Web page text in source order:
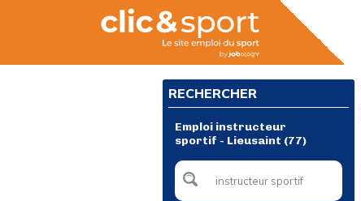
RECHERCHER
Emploi instructeur
sportif - Lieusaint (77)